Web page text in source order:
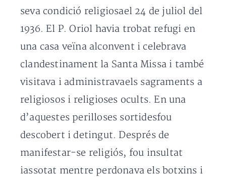
seva condició religiosael 24 de juliol del
1936. El P. Oriol havia trobat refugi en
una casa veïna alconvent i celebrava
clandestinament la Santa Missa i també
visitava i administravaels sagraments a
religiosos i religioses ocults. En una
d’aquestes perilloses sortidesfou
descobert i detingut. Després de
manifestar-se religiós, fou insultat
iassotat mentre perdonava els botxins i